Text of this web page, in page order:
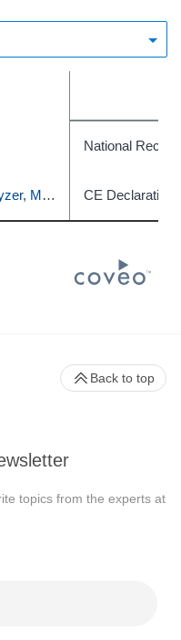
National
Vi-Cell BLU - Cell Vialibility Analyzer, Model# C19196, CAT# C19201 CE Declaration
topics from the experts at
Back to top